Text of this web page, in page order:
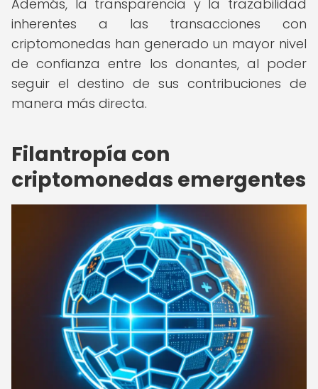
Además, la transparencia y la trazabilidad
inherentes a las transacciones con
criptomonedas han generado un mayor nivel
de confianza entre los donantes, al poder
seguir el destino de sus contribuciones de
manera más directa.
Filantropía con
criptomonedas emergentes